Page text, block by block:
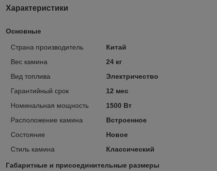
Характеристики
Основные
Страна производитель
Китай
Вес камина
24 кг
Вид топлива
Электричество
Гарантийный срок
12 мес
Номинальная мощность
1500 Вт
Расположение камина
Встроенное
Состояние
Новое
Стиль камина
Классический
Габаритные и присоединительные размеры